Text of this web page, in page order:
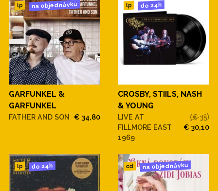
lp na objednávku
GARFUNKEL &
GARFUNKEL
FATHER AND SON € 34,80
lp do 24h
CROSBY, STIILS, NASH
& YOUNG
LIVE AT
FILLMORE EAST
1969
(€ 35)
€ 30,10
lp do 24h cd na objednávku